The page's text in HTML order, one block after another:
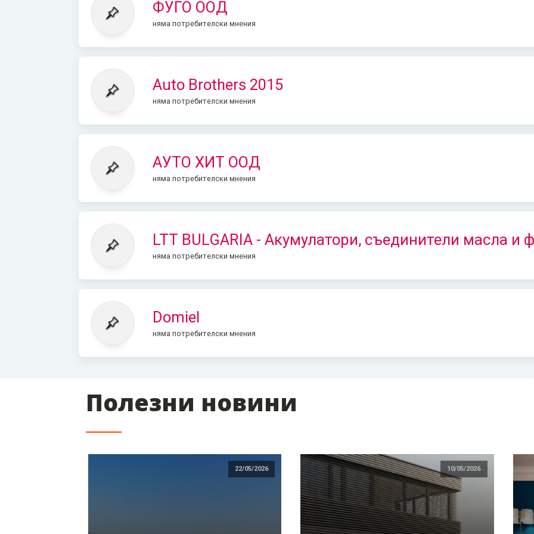
ФУГО ООД
няма потребителски мнения
Auto Brothers 2015
няма потребителски мнения
АУТО ХИТ ООД
няма потребителски мнения
LTT BULGARIA - Акумулатори, съединители масла и
няма потребителски мнения
Domiel
няма потребителски мнения
Полезни новини
22/05/2026 10/05/2026